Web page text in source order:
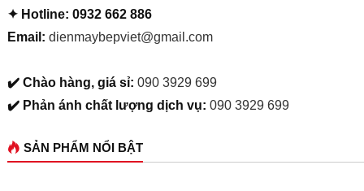
✦ Hotline: 0932 662 886
Email: dienmaybepviet@gmail.com
✔️ Chào hàng, giá sỉ: 090 3929 699
✔️ Phản ánh chất lượng dịch vụ: 090 3929 699
SẢN PHẨM NỔI BẬT